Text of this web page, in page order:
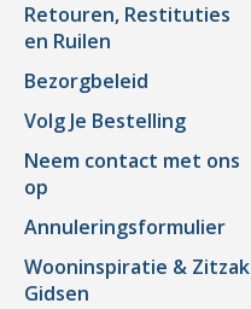
Retouren, Restituties
en Ruilen
Bezorgbeleid
Volg Je Bestelling
Neem contact met ons
op
Annuleringsformulier
Wooninspiratie & Zitzak
Gidsen